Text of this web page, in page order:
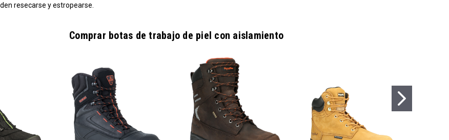
resecarse y estropearse.
Comprar botas de trabajo de piel con aislamiento